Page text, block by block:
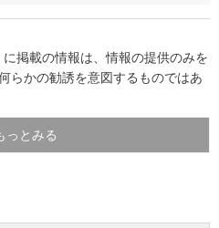
掲載の情報は、情報の提供のみを
らかの勧誘を意図するものではあ
っとみる